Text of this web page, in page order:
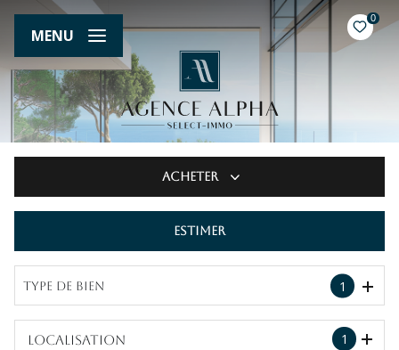
0
MENU
Acheter
Estimer
Type de bien 1
1
Localisation